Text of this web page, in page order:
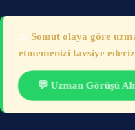
⚠️ Somut olaya göre
etmemenizi tavsiye
💬 Uzman Görüşü